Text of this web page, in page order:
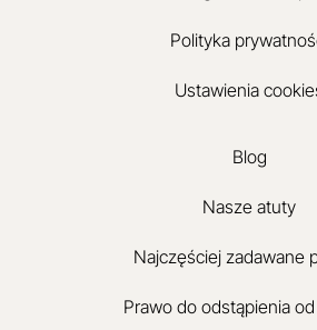
Polityka
Ustawienia
Blog
Nasze atuty
Najczęściej zadawane
Prawo do odstąpienia